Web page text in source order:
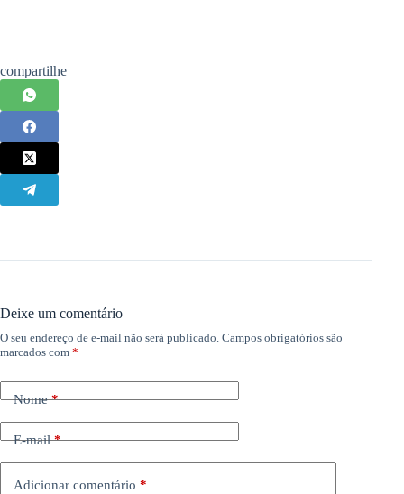
compartilhe
Deixe um comentário
O seu endereço de e-mail não será publicado. Campos obrigatórios são
marcados com *
Nome*
E-mail*
Adicionar comentário *